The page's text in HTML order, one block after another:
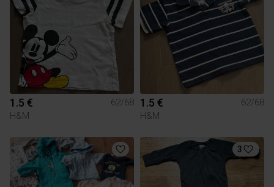
1.5 €
62/68
H&M
1.5 €
62/68
H&M
3